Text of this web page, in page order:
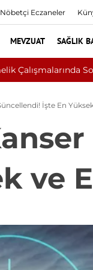
Nöbetçi Eczaneler
MEVZUAT SAĞLIK
Ameliyattan 60
İşte En
ve